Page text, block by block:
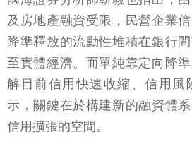
及房地產融資受限，民營企業
降準釋放的流動性堆積在銀行
至實體經濟。而單純靠定向降
解目前信用快速收縮、信用風
示，關鍵在於構建新的融資體
信用擴張的空間。